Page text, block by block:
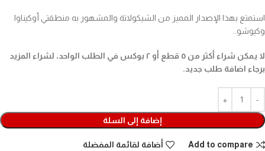
استمتع بهذا الإصدار المميز من الشيكولاتة والمشهور به منطقتي أوكيناوا
وكيوشو..
لا يمكن شراء أكثر من ٥ قطع أو ٢ بوكس في الطلب الواحد، لشراء المزيد
برجاء اضافة طلب جديد.
إضافة إلى السلة
Add to compare أضافة لقائمة المفضلة